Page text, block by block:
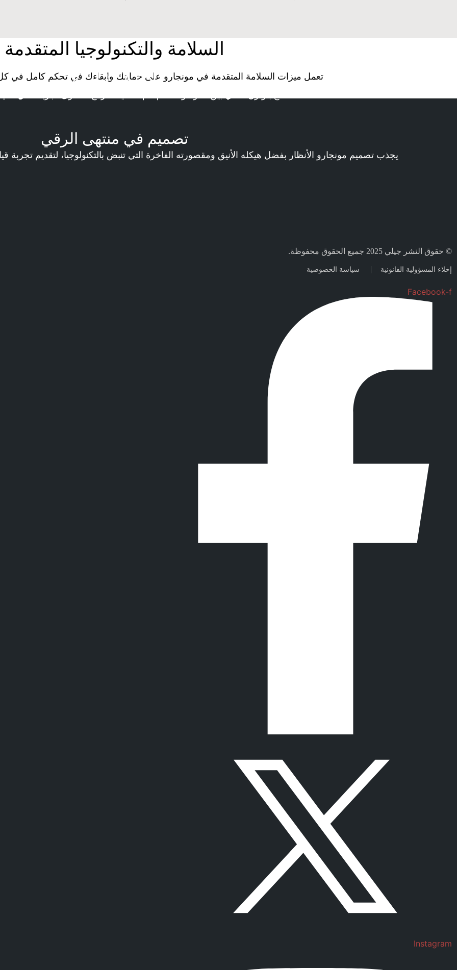
أداء لا مثيل له
السلامة والتكنولوجيا المتقدمة
تعمل ميزات السلامة المتقدمة في مونجارو على حمايتك وإبقاءك في تحكم كامل في كل
تصميم في منتهى الرقي
يجذب تصميم مونجارو الأنظار بفضل هيكله الأنيق ومقصورته الفاخرة التي تنبض بالتكنولوجيا، لتقديم تجربة
© حقوق النشر جيلي 2025 جميع الحقوق محفوظة.
إخلاء المسؤولية القانونية سياسة الخصوصية
Facebook-f
Instagram